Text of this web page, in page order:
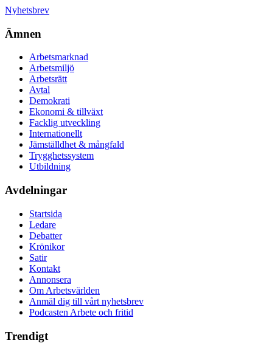
Nyhetsbrev
Ämnen
Arbetsmarknad
Arbetsmiljö
Arbetsrätt
Avtal
Demokrati
Ekonomi & tillväxt
Facklig utveckling
Internationellt
Jämställdhet & mångfald
Trygghetssystem
Utbildning
Avdelningar
Startsida
Ledare
Debatter
Krönikor
Satir
Kontakt
Annonsera
Om Arbetsvärlden
Anmäl dig till vårt nyhetsbrev
Podcasten Arbete och fritid
Trendigt